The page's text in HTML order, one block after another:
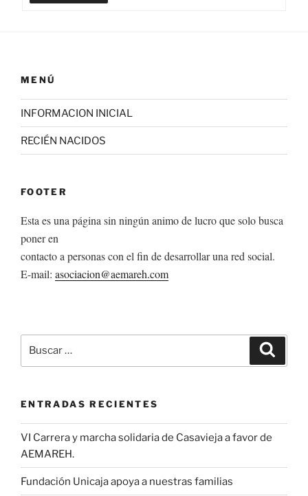
MENÚ
INFORMACION INICIAL
RECIÉN NACIDOS
FOOTER
Esta es una página sin ningún animo de lucro que solo busca
poner en
contacto a personas con el fin de desarrollar una red social.
E-mail: asociacion@aemareh.com
por:
ENTRADAS RECIENTES
VI Carrera y marcha solidaria de Casavieja a favor de
AEMAREH.
Fundación Unicaja apoya a nuestras familias